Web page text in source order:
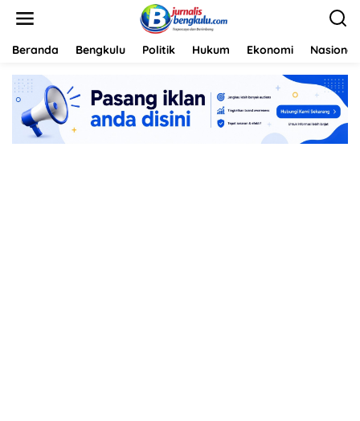
Beranda Bengkulu Politik Hukum Ekonomi Nasional